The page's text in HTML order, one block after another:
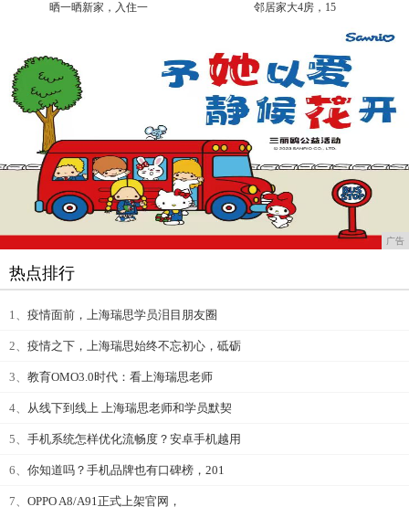
晒一晒新家，入住一 邻居家大4房，15
广告
热点排行
1、 疫情面前，上海瑞思学员泪目朋友圈
2、 疫情之下，上海瑞思始终不忘初心，砥砺
3、 教育OMO3.0时代：看上海瑞思老师
4、 从线下到线上 上海瑞思老师和学员默契
5、 手机系统怎样优化流畅度？安卓手机越用
6、 你知道吗？手机品牌也有口碑榜，201
7、 OPPO A8/A91正式上架官网，